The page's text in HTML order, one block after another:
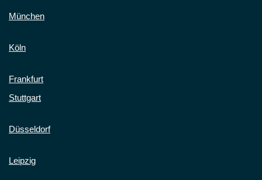
München
Köln
Frankfurt
Stuttgart
Düsseldorf
Leipzig